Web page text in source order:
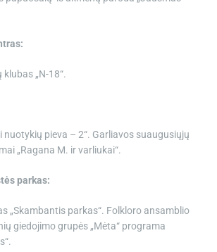
„N-18“.
nuotykių pieva – 2“. Garliavos suaugusiųjų
„Ragana M. ir varliukai“.
parkas:
„Skambantis parkas“. Folkloro ansamblio
giedojimo grupės „Mėta“ programa